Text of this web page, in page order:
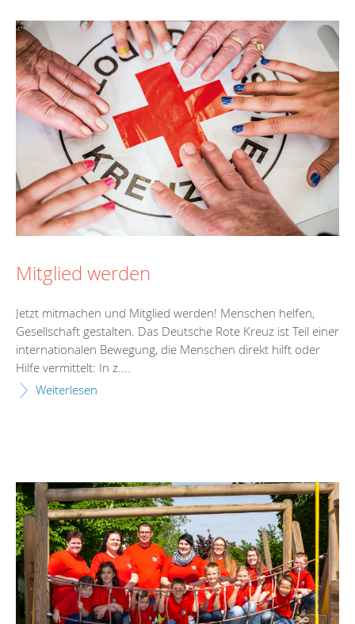
Mitglied werden
Jetzt mitmachen und Mitglied werden! Menschen helfen,
Gesellschaft gestalten. Das Deutsche Rote Kreuz ist Teil einer
internationalen Bewegung, die Menschen direkt hilft oder
Hilfe vermittelt: In z....
Weiterlesen